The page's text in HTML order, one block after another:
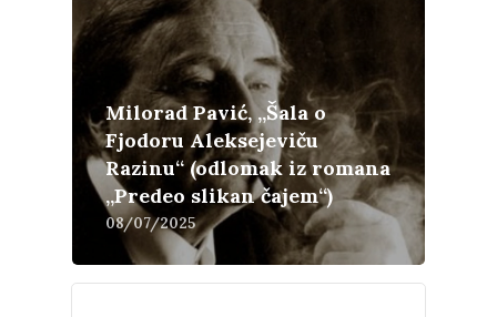
Milorad Pavić, „Šala o
Fjodoru Aleksejeviču
Razinu“ (odlomak iz romana
„Predeo slikan čajem“)
08/07/2025